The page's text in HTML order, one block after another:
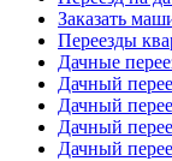
Заказать
Переезды
Дачные
Дачный
Дачный
Дачный
Дачный